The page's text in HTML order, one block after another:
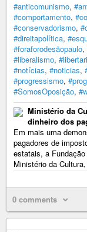
#anticomunismo,
#comportamento,
#conservadorismo,
#direitapolítica,
#foraforodesãopaulo,
#liberalismo,
#notícias, #noticias,
#progressismo,
#SomosOposição,
Ministério da
dinheiro dos
Em mais uma
pagadores de
estatais, a
Ministério da
0 comments